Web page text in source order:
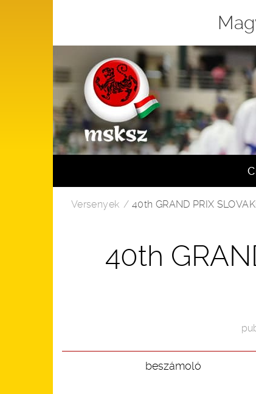
Versenyek 40th GRAND PRIX
40th
beszámoló